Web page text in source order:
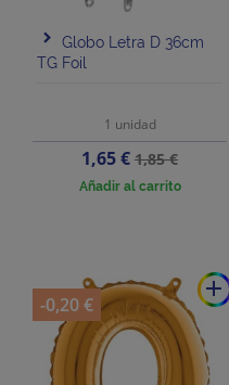
Globo Letra D 36cm
TG Foil
1 unidad
Precio
1,65 €Precio
base
1,85 €
Añadir al carrito
add
-0,20 €